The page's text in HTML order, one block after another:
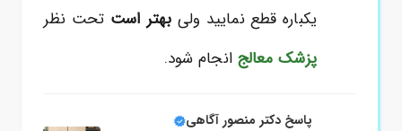
یکباره قطع نمایید ولی بهتر است تحت نظر
پزشک معالج انجام شود.
پاسخ دکتر منصور آگاهی